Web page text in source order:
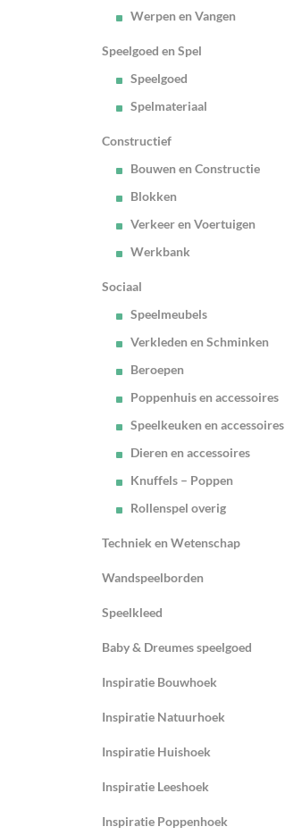
Werpen en Vangen
Speelgoed en Spel
Speelgoed
Spelmateriaal
Constructief
Bouwen en Constructie
Blokken
Verkeer en Voertuigen
Werkbank
Sociaal
Speelmeubels
Verkleden en Schminken
Beroepen
Poppenhuis en accessoires
Speelkeuken en accessoires
Dieren en accessoires
Knuffels – Poppen
Rollenspel overig
Techniek en Wetenschap
Wandspeelborden
Speelkleed
Baby & Dreumes speelgoed
Inspiratie Bouwhoek
Inspiratie Natuurhoek
Inspiratie Huishoek
Inspiratie Leeshoek
Inspiratie Poppenhoek